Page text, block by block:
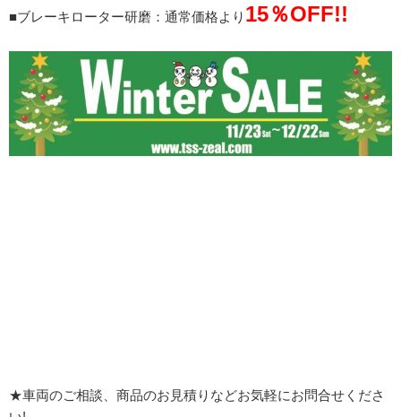
■ブレーキローター研磨：通常価格より 15％OFF!!
★車両のご相談、商品のお見積りなどお気軽にお問合せくださ